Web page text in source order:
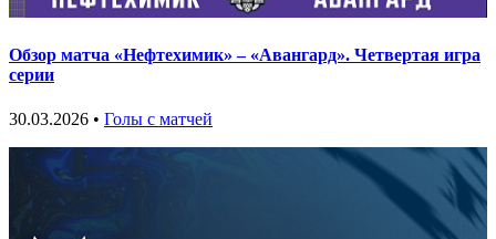
Обзор матча «Нефтехимик» – «Авангард». Четвертая игра
серии
30.03.2026 • Голы с матчей